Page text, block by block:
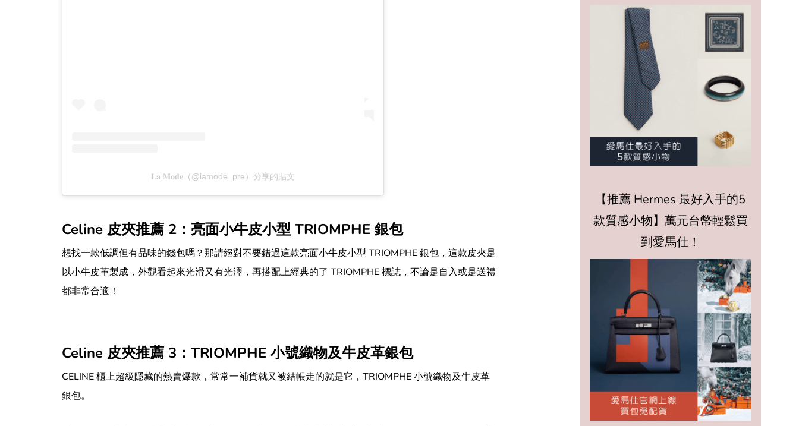
𝐋𝐚 𝐌𝐨𝐝𝐞（@lamode_pre）分享的貼文
Celine 皮夾推薦 2：亮面小牛皮小型 TRIOMPHE 銀包
想找一款低調但有品味的錢包嗎？那請絕對不要錯過這款亮面小牛皮小型 TRIOMPHE 銀包，這款皮夾是
以小牛皮革製成，外觀看起來光滑又有光澤，再搭配上經典的了 TRIOMPHE 標誌，不論是自入或是送禮
都非常合適！
Celine 皮夾推薦 3：TRIOMPHE 小號織物及牛皮革銀包
CELINE 櫃上超級隱藏的熱賣爆款，常常一補貨就又被結帳走的就是它，TRIOMPHE 小號織物及牛皮革
銀包。
【推薦 Hermes 最好入手的5
款質感小物】萬元台幣輕鬆買
到愛馬仕！